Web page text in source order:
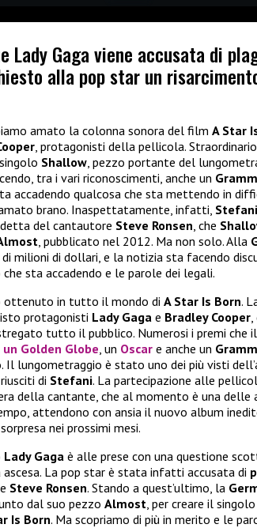
Lady Gaga viene accusata di
alla pop star un
amato la colonna sonora del film A Star
, protagonisti della pellicola.
Shallow, pezzo portante del
tra i vari riconoscimenti, anche un
accadendo qualcosa che sta mettendo in
brano. Inaspettatamente, infatti, Stefani
detta del cantautore Steve Ronsen, che
, pubblicato nel 2012. Ma non solo. Alla
milioni di dollari, e la notizia sta facendo
sta accadendo e le parole dei legali.
ottenuto in tutto il mondo di A Star Is Born.
protagonisti Lady Gaga e Bradley Cooper
tutto il pubblico. Numerosi i premi che
Golden Globe, un Oscar e anche un
Il lungometraggio è stato uno dei più visti
di Stefani. La partecipazione alle
della cantante, che al momento è una delle
attendono con ansia il nuovo album
nei prossimi mesi.
Lady Gaga è alle prese con una questione
La pop star è stata infatti accusata di
Steve Ronsen. Stando a quest’ultimo, la
dal suo pezzo Almost, per creare il
Is Born. Ma scopriamo di più in merito e le